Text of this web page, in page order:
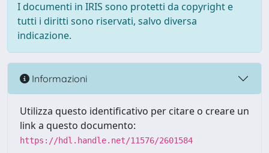
I documenti in IRIS sono protetti da copyright e
tutti i diritti sono riservati, salvo diversa
indicazione.
Informazioni
Utilizza questo identificativo per citare o creare un
link a questo documento:
https://hdl.handle.net/11576/2601584